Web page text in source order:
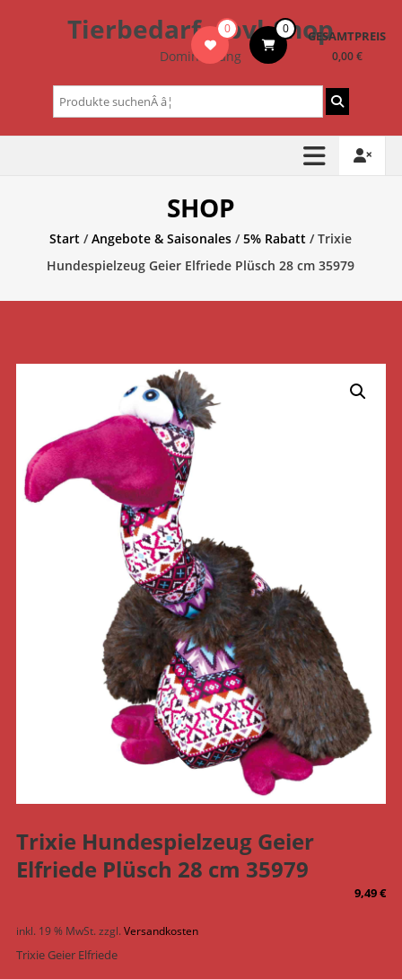
Tierbedarf – bvl-Shop
Dominik Lang
0 0 GESAMTPREIS
0,00 €
Suchen
nach:
SHOP
Start /Angebote & Saisonales /5% Rabatt / Trixie
Hundespielzeug Geier Elfriede Plüsch 28 cm 35979
Trixie Hundespielzeug Geier
Elfriede Plüsch 28 cm 35979
9,49€
inkl. 19 % MwSt. zzgl. Versandkosten
Trixie Geier Elfriede